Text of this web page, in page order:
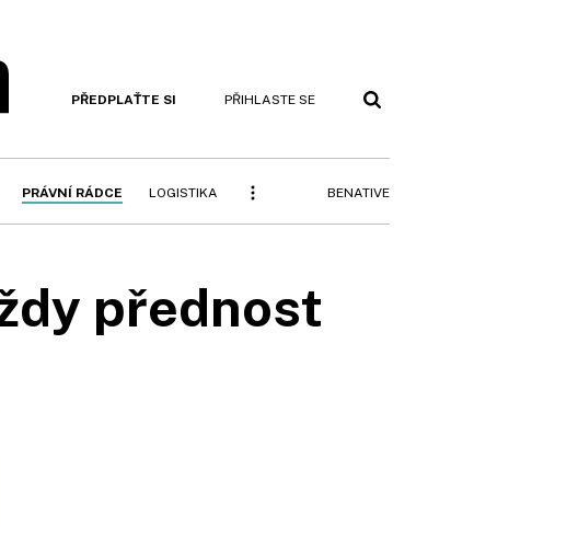
PŘEDPLAŤTE SI PŘIHLASTE SE
PRÁVNÍ RÁDCE LOGISTIKA BENATIVE
přednost